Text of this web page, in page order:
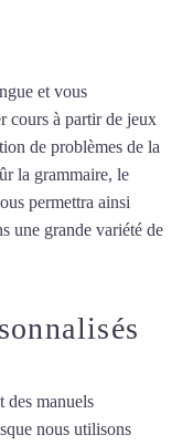
et vous
cours à partir de jeux
de problèmes de la
la grammaire, le
permettra ainsi
une grande variété de
des manuels
nous utilisons